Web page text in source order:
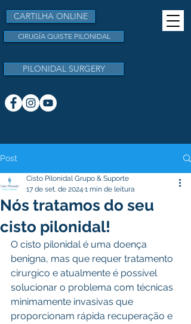
CARTILHA ONLINE
CIRUGÍA QUISTE PILONIDAL
PILONIDAL SURGERY
Post
Nós tratamos do seu
cisto pilonidal!
Cisto Pilonidal Grupo & Suporte
17 de set. de 2024 1 min de leitura
O cisto pilonidal é uma doença
benigna, mas que requer tratamento
cirurgico e atualmente é possível
solucionar o problema com técnicas
minimamente invasivas que
proporcionam rápida recuperação e